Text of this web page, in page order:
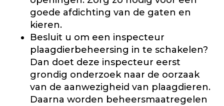
goede afdichting van de gaten en
kieren.
Besluit u om een inspecteur
plaagdierbeheersing in te schakelen?
Dan doet deze inspecteur eerst
grondig onderzoek naar de oorzaak
van de aanwezigheid van plaagdieren.
Daarna worden beheersmaatregelen